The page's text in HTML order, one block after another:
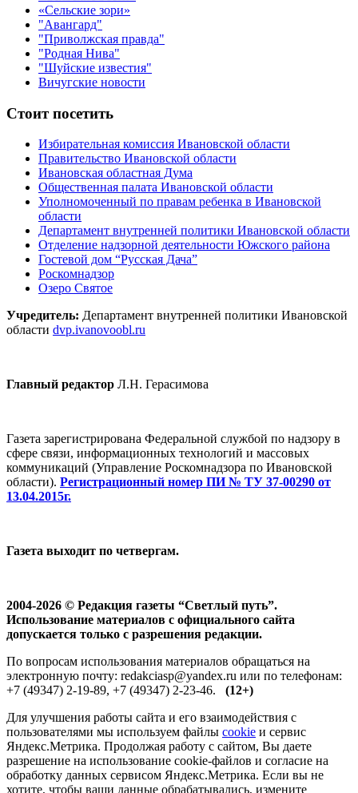
«Сельские зори»
"Авангард"
"Приволжская правда"
"Родная Нива"
"Шуйские известия"
Вичугские новости
Стоит посетить
Избирательная комиссия Ивановской области
Правительство Ивановской области
Ивановская областная Дума
Общественная палата Ивановской области
Уполномоченный по правам ребенка в Ивановской
области
Департамент внутренней политики Ивановской области
Отделение надзорной деятельности Южского района
Гостевой дом “Русская Дача”
Роскомнадзор
Озеро Святое
Учредитель: Департамент внутренней политики Ивановской
области dvp.ivanovoobl.ru
Главный редактор Л.Н. Герасимова
Газета зарегистрирована Федеральной службой по надзору в
сфере связи, информационных технологий и массовых
коммуникаций (Управление Роскомнадзора по Ивановской
области). Регистрационный номер ПИ № ТУ 37-00290 от
13.04.2015г.
Газета выходит по четвергам.
2004-2026 © Редакция газеты “Светлый путь”.
Использование материалов с официального сайта
допускается только с разрешения редакции.
По вопросам использования материалов обращаться на
электронную почту: redakciasp@yandex.ru или по телефонам:
+7 (49347) 2-19-89, +7 (49347) 2-23-46. (12+)
Для улучшения работы сайта и его взаимодействия с
пользователями мы используем файлы cookie и сервис
Яндекс.Метрика. Продолжая работу с сайтом, Вы даете
разрешение на использование cookie-файлов и согласие на
обработку данных сервисом Яндекс.Метрика. Если вы не
хотите, чтобы ваши данные обрабатывались, измените